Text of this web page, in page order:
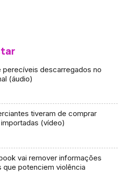
perecíveis descarregados no
(áudio)
tiveram de comprar
(vídeo)
vai remover informações
que potenciem violência